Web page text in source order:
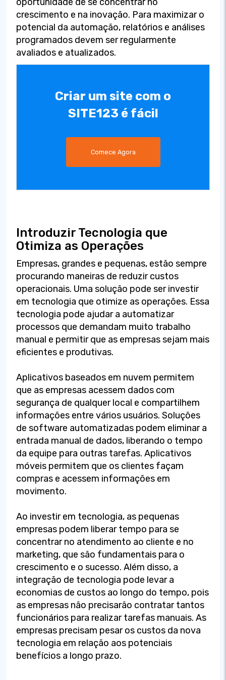
crescimento e na inovação. Para maximizar o
potencial da automação, relatórios e análises
programados devem ser regularmente
avaliados e atualizados.
Criar um site com o
SITE123 é fácil
Comece Agora
Introduzir Tecnologia que
Otimiza as Operações
Empresas, grandes e pequenas, estão sempre
procurando maneiras de reduzir custos
operacionais. Uma solução pode ser investir
em tecnologia que otimize as operações. Essa
tecnologia pode ajudar a automatizar
processos que demandam muito trabalho
manual e permitir que as empresas sejam mais
eficientes e produtivas.
Aplicativos baseados em nuvem permitem
que as empresas acessem dados com
segurança de qualquer local e compartilhem
informações entre vários usuários. Soluções
de software automatizadas podem eliminar a
entrada manual de dados, liberando o tempo
da equipe para outras tarefas. Aplicativos
móveis permitem que os clientes façam
compras e acessem informações em
movimento.
Ao investir em tecnologia, as pequenas
empresas podem liberar tempo para se
concentrar no atendimento ao cliente e no
marketing, que são fundamentais para o
crescimento e o sucesso. Além disso, a
integração de tecnologia pode levar a
economias de custos ao longo do tempo, pois
as empresas não precisarão contratar tantos
funcionários para realizar tarefas manuais. As
empresas precisam pesar os custos da nova
tecnologia em relação aos potenciais
benefícios a longo prazo.